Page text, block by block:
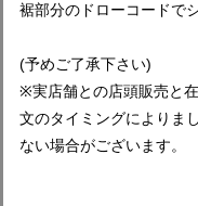
裾部分のドローコードで
(予めご了承下さい)
※実店舗との店頭販売と
文のタイミングによりま
ない場合がございます。